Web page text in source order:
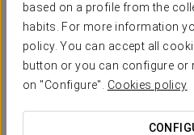
based on a profile from the
habits. For more information
policy. You can accept all
button or you can configure or
on "Configure". Cookies policy